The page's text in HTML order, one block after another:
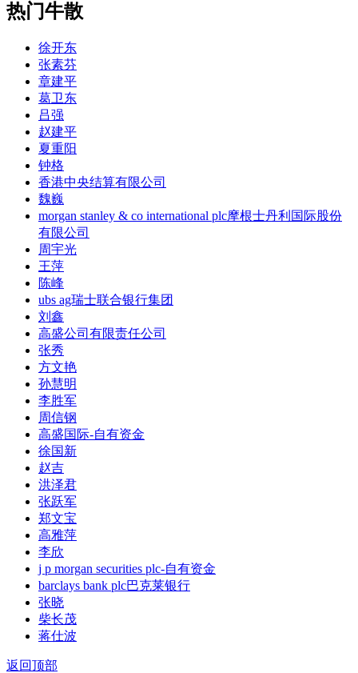
热门牛散
徐开东
张素芬
章建平
葛卫东
吕强
赵建平
夏重阳
钟格
香港中央结算有限公司
魏巍
morgan stanley & co international plc摩根士丹利国际股份
有限公司
周宇光
王萍
陈峰
ubs ag瑞士联合银行集团
刘鑫
高盛公司有限责任公司
张秀
方文艳
孙慧明
李胜军
周信钢
高盛国际-自有资金
徐国新
赵吉
洪泽君
张跃军
郑文宝
高雅萍
李欣
j p morgan securities plc-自有资金
barclays bank plc巴克莱银行
张晓
柴长茂
蒋仕波
返回顶部